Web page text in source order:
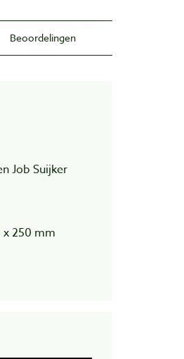
Beoordelingen
Job Suijker
250 mm